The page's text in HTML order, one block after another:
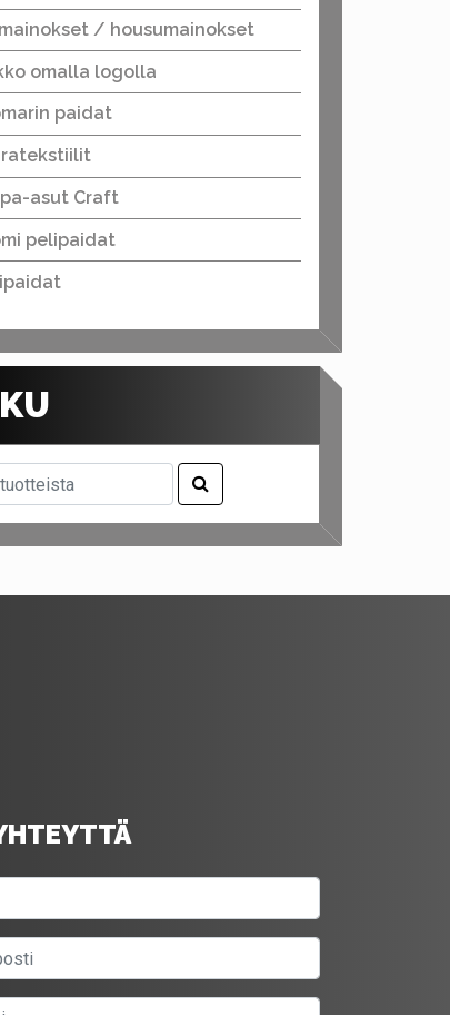
/ housumainokset
omalla logolla
paidat
asut Craft
pelipaidat